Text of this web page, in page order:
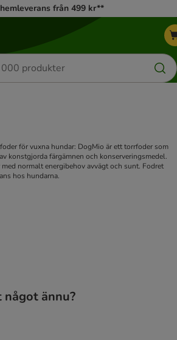
från 499 kr**
för vuxna hundar: DogMio är ett torrfoder som
konstgjorda färgämnen och konserveringsmedel.
normalt energibehov avvägt och sunt. Fodret
hos hundarna.
ännu?